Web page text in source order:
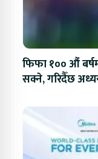
फिफा १०० औं
सक्ने, गरिदैँछ